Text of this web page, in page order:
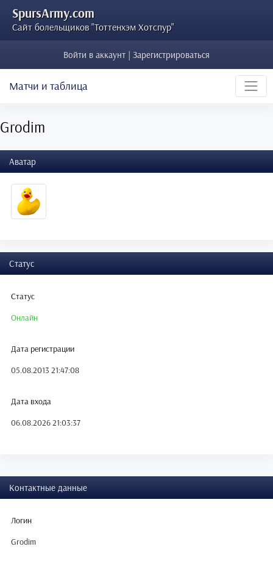
SpursArmy.com
Сайт болельщиков "Тоттенхэм Хотспур"
Войти в аккаунт | Зарегистрироваться
Матчи и таблица
Grodim
Аватар
Статус
Статус
Онлайн
Дата регистрации
05.08.2013 21:47:08
Дата входа
06.08.2026 21:03:37
Контактные данные
Логин
Grodim